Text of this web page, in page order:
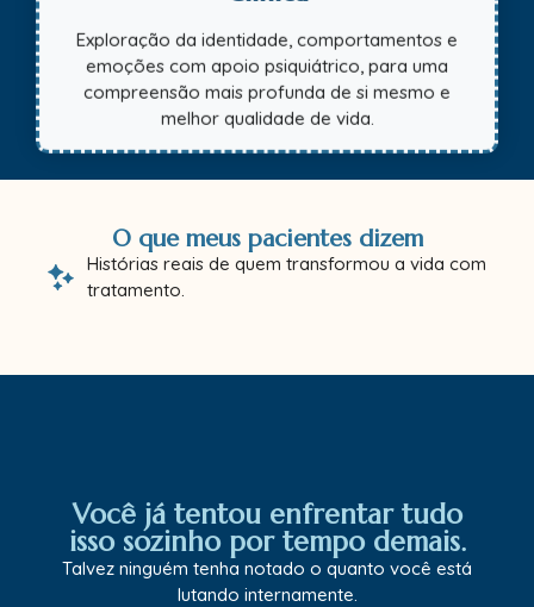
Exploração da identidade, comportamentos e
emoções com apoio psiquiátrico, para uma
compreensão mais profunda de si mesmo e
melhor qualidade de vida.
O que meus pacientes dizem
Histórias reais de quem transformou a vida com
tratamento.
Você já tentou enfrentar tudo
isso sozinho por tempo demais.
Talvez ninguém tenha notado o quanto você está
lutando internamente.